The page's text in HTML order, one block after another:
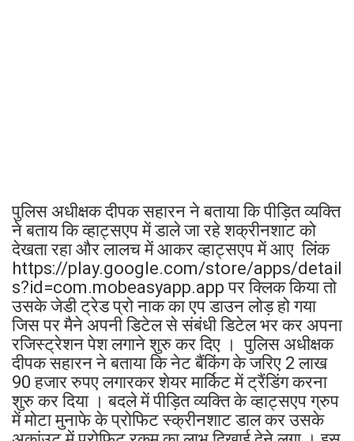
पुलिस अधीक्षक दीपक सहारन ने बताया कि पीड़ित व्यक्ति
ने बताय कि व्हाट्सएप में डाले जा रहे शक्रीनशाट को
देखता रहा और लालच में आकर व्हाट्सएप में आए लिंक
https://play.google.com/store/apps/detail
s?id=com.mobeasyapp.app पर क्लिक किया तो
उसके जेडी ट्रेड प्रो नाक का एप डाउन लोड़ हो गया
जिस पर मैने अपनी डिटेल से संबंधी डिटेल भर कर अपना
रजिस्ट्रेशन पेश लगाने शुरु कर दिए । पुलिस अधीक्षक
दीपक सहारन ने बताया कि नेट बैंकिंग के जरिए 2 लाख
90 हजार रुपए लगारकर शेयर मार्किट में ट्रैंडिंग करना
शुरु कर दिया । बदले में पीड़ित व्यक्ति के व्हाट्सएप ग्रुप
में मोटा मुनाफे के प्रोफिट स्क्रीनशाट डाल कर उसके